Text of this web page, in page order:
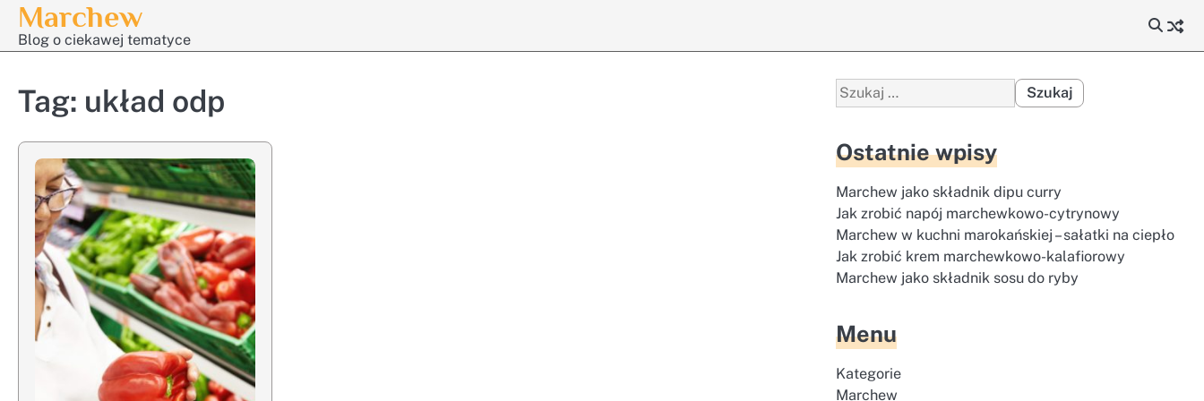
Skip
content
Marchew
Blog o ciekawej tematyce
Tag: układ odp Szukaj:
Ostatnie wpisy
Marchew jako składnik dipu curry
Jak zrobić napój marchewkowo-cytrynowy
Marchew w kuchni marokańskiej – sałatki na ciepło
Jak zrobić krem marchewkowo-kalafiorowy
Marchew jako składnik sosu do ryby
Menu
Kategorie
Marchew